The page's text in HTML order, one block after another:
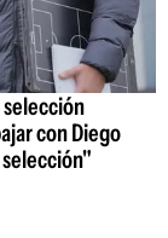
selección
con Diego